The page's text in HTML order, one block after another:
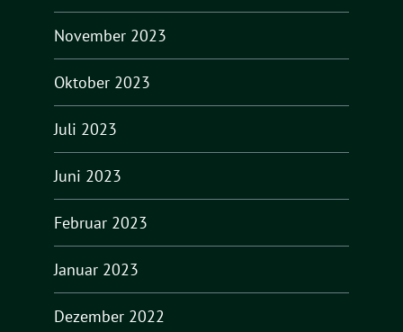
November 2023
Oktober 2023
Juli 2023
Juni 2023
Februar 2023
Januar 2023
Dezember 2022